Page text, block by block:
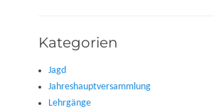
Kategorien
Jagd
Jahreshauptversammlung
Lehrgänge